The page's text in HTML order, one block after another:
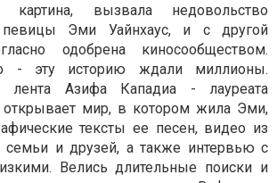
картина, вызвала недовольство
певицы Эми Уайнхаус, и с другой
одобрена киносообществом.
- эту историю ждали миллионы.
лента Азифа Кападиа - лауреата
открывает мир, в котором жила Эми,
тексты ее песен, видео из
семьи и друзей, а также интервью с
Велись длительные поиски и